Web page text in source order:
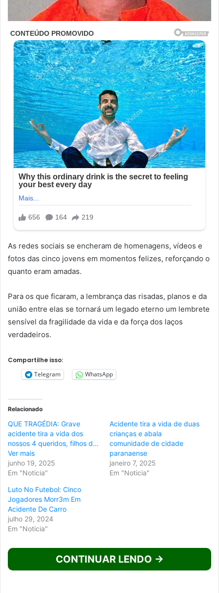
As redes sociais se encheram de homenagens, vídeos e
fotos das cinco jovens em momentos felizes, reforçando o
quanto eram amadas.
Para os que ficaram, a lembrança das risadas, planos e da
união entre elas se tornará um legado eterno um lembrete
sensível da fragilidade da vida e da força dos laços
verdadeiros.
Compartilhe isso:
Telegram
WhatsApp
Relacionado
QUE TRAGÉDIA: Grave
acidente tira a vida dos
nossos 4 queridos, filhos d…
Ver mais
junho 19, 2025
Em "Noticia"
Acidente tira a vida de duas
crianças e abala
comunidade de cidade
paranaense
janeiro 7, 2025
Em "Noticia"
Luto No Futebol: Cinco
Jogadores Morr3m Em
Acidente De Carro
julho 29, 2024
Em "Noticia"
CONTINUAR LENDO →